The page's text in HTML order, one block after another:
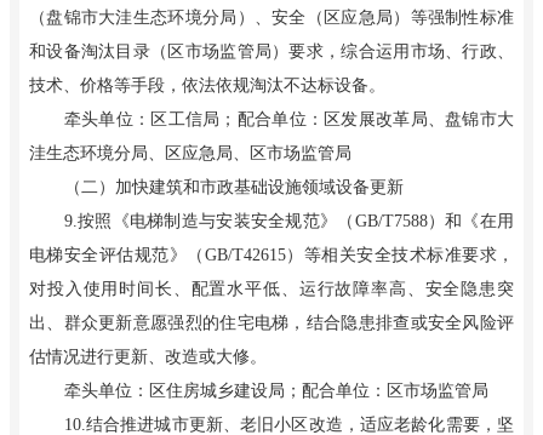
（盘锦市大洼生态环境分局）、安全（区应急局）等强制性标准
和设备淘汰目录（区市场监管局）要求，综合运用市场、行政、
技术、价格等手段，依法依规淘汰不达标设备。
牵头单位：区工信局；配合单位：区发展改革局、盘锦市大
洼生态环境分局、区应急局、区市场监管局
（二）加快建筑和市政基础设施领域设备更新
9.按照《电梯制造与安装安全规范》（GB/T7588）和《在用
电梯安全评估规范》（GB/T42615）等相关安全技术标准要求，
对投入使用时间长、配置水平低、运行故障率高、安全隐患突
出、群众更新意愿强烈的住宅电梯，结合隐患排查或安全风险评
估情况进行更新、改造或大修。
牵头单位：区住房城乡建设局；配合单位：区市场监管局
10.结合推进城市更新、老旧小区改造，适应老龄化需要，坚